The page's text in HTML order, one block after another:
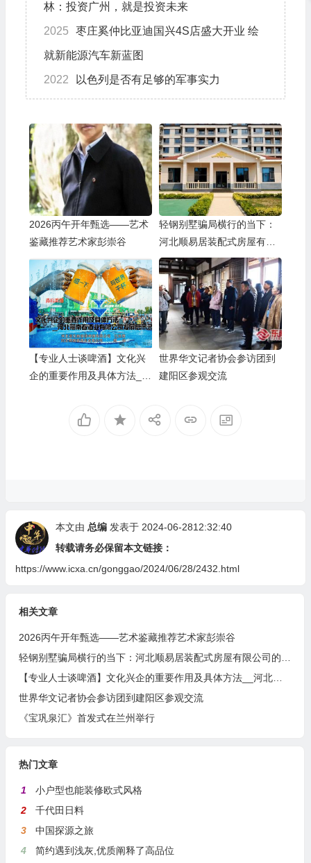
林：投资广州，就是投资未来
2025 枣庄奚仲比亚迪国兴4S店盛大开业 绘
就新能源汽车新蓝图
2022 以色列是否有足够的军事实力
2026丙午开年甄选——艺术
鉴藏推荐艺术家彭崇谷
轻钢别墅骗局横行的当下：
河北顺易居装配式房屋有限
公司的坚守与启示
【专业人士谈啤酒】文化兴
企的重要作用及具体方法__
世界华文记者协会参访团到
建阳区参观交流
本文由 总编发表于 2024-06-2812:32:40
转载请务必保留本文链接：
https://www.icxa.cn/gonggao/2024/06/28/2432.html
相关文章
2026丙午开年甄选——艺术鉴藏推荐艺术家彭崇谷
【专业人士谈啤酒】文化兴企的重要作用及具体方法__河北燕南春酒业有限公司发展启示录
世界华文记者协会参访团到建阳区参观交流
《宝巩泉汇》首发式在兰州举行
热门文章
1
小户型也能装修欧式风格
2
千代田日料
3
中国探源之旅
4
简约遇到浅灰,优质阐释了高品位